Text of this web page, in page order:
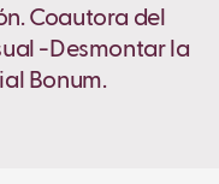
Coautora del
-Desmontar la
Bonum.